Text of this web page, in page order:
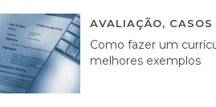
AVALIAÇÃO,
Como fazer um
melhores exemplos